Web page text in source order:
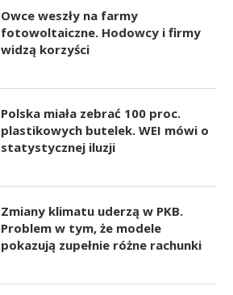
Owce weszły na farmy
fotowoltaiczne. Hodowcy i firmy
widzą korzyści
Polska miała zebrać 100 proc.
plastikowych butelek. WEI mówi o
statystycznej iluzji
Zmiany klimatu uderzą w PKB.
Problem w tym, że modele
pokazują zupełnie różne rachunki